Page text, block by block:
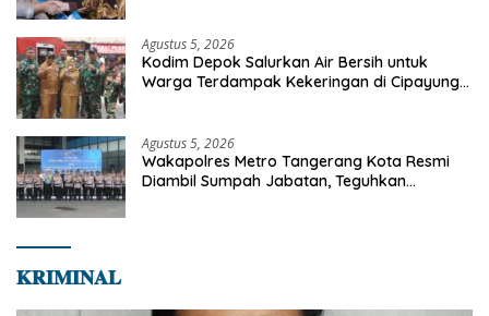
Agustus 5, 2026
Kodim Depok Salurkan Air Bersih untuk
Warga Terdampak Kekeringan di Cipayung
Agustus 5, 2026
Wakapolres Metro Tangerang Kota Resmi
Diambil Sumpah Jabatan, Teguhkan
𝐊𝐑𝐈𝐌𝐈𝐍𝐀𝐋